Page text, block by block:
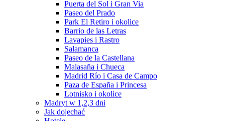
Puerta del Sol i Gran Via
Paseo del Prado
Park El Retiro i okolice
Barrio de las Letras
Lavapies i Rastro
Salamanca
Paseo de la Castellana
Malasaña i Chueca
Madrid Río i Casa de Campo
Paza de España i Princesa
Lotnisko i okolice
Madryt w 1,2,3 dni
Jak dojechać